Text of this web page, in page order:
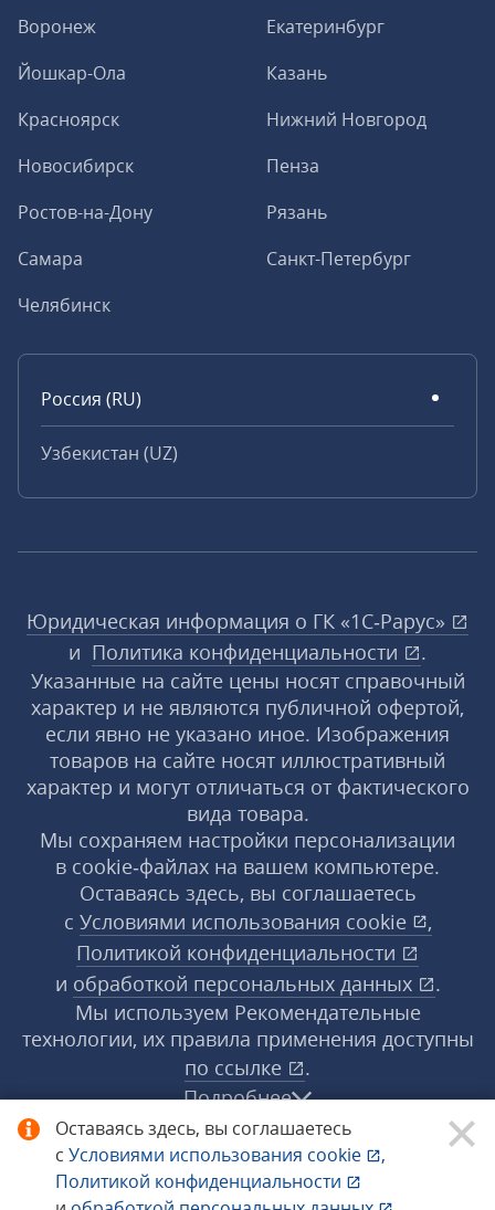
Оставаясь здесь, вы соглашаетесь
с Условиями использования cookie
,
Политикой конфиденциальности
Воронеж
Екатеринбург
Йошкар-Ола
Казань
Красноярск
Нижний Новгород
Новосибирск
Пенза
Ростов-на-Дону
Рязань
Самара
Санкт-Петербург
Челябинск
Россия (RU)
Узбекистан (UZ)
Юридическая информация о ГК «1С‑Рарус»
и Политика конфиденциальности
.
Указанные на сайте цены носят справочный
характер и не являются публичной офертой,
если явно не указано иное. Изображения
товаров на сайте носят иллюстративный
характер и могут отличаться от фактического
вида товара.
Мы сохраняем настройки персонализации
в cookie‑файлах на вашем компьютере.
Оставаясь здесь, вы соглашаетесь
с Условиями использования cookie
,
Политикой конфиденциальности
и обработкой персональных данных
.
Мы используем Рекомендательные
технологии, их правила применения доступны
по ссылке
.
Подробнее
© 1998−2026 «1С‑Рарус» ®. Все права
защищены.